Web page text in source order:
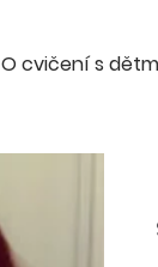
O cvičení s